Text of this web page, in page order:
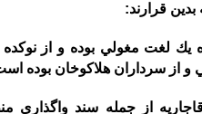
قرارند:
يك لغت مغولي بوده و از نوكده
و از سرداران هلاكوخان بوده
از جمله سند واگذاري